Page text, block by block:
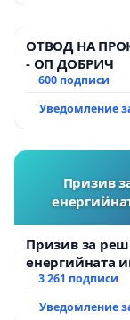
ОТВОД НА
- ОП ДОБРИЧ
600 подписи
Уведомление
Призив
Призив за
енергийната
3 261 подписи
Уведомление